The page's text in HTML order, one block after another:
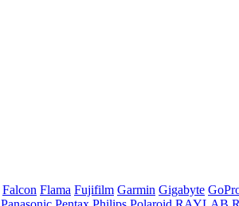
Falcon Flama Fujifilm Garmin Gigabyte